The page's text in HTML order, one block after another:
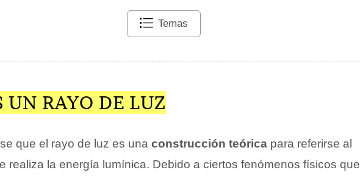
Temas
UN RAYO DE LUZ
que el rayo de luz es una construcción teórica para referirse al
realiza la energía lumínica. Debido a ciertos fenómenos físicos que